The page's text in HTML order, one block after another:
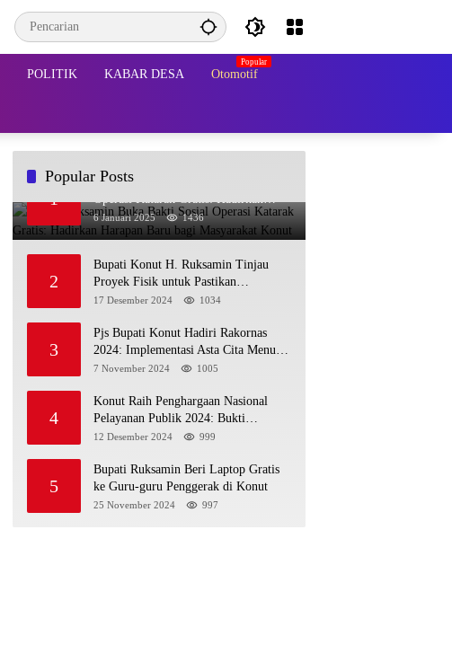
POLITIK KABAR DESA Otomotif
Popular Posts
1
Bupati Ruksamin Buka Bakti Sosial
Operasi Katarak Gratis: Hadirkan
Harapan Baru bagi Masyarakat Konut
6 Januari 2025 1436
2
Bupati Konut H. Ruksamin Tinjau
Proyek Fisik untuk Pastikan
Kesesuaian dengan Perencanaan
17 Desember 2024 1034
3
Pjs Bupati Konut Hadiri Rakornas
2024: Implementasi Asta Cita Menuju
Indonesia Emas
7 November 2024 1005
4
Konut Raih Penghargaan Nasional
Pelayanan Publik 2024: Bukti
Komitmen Menuju Pelayanan Prima
12 Desember 2024 999
5
Bupati Ruksamin Beri Laptop Gratis
ke Guru-guru Penggerak di Konut
25 November 2024 997